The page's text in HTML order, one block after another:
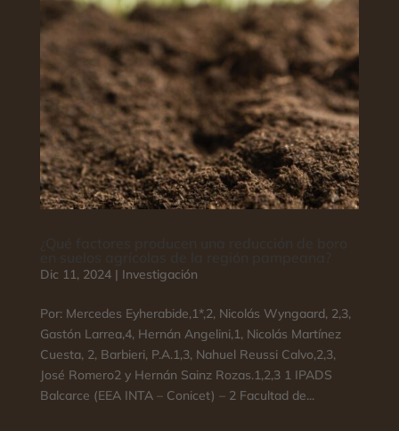
Dic 11, 2024| Investigación
Por: Mercedes Eyherabide,1*,2, Nicolás Wyngaard, 2,3,
Gastón Larrea,4, Hernán Angelini,1, Nicolás Martínez
Cuesta, 2, Barbieri, P.A.1,3, Nahuel Reussi Calvo,2,3,
José Romero2 y Hernán Sainz Rozas.1,2,3 1 IPADS
Balcarce (EEA INTA – Conicet) – 2 Facultad de...